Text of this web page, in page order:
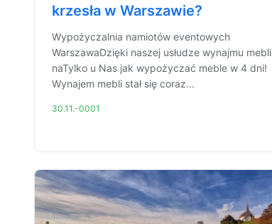
krzesła w Warszawie?
Wypożyczalnia namiotów eventowych
WarszawaDzięki naszej usłudze wynajmu mebli
naTylko u Nas jak wypożyczać meble w 4 dni!
Wynajem mebli stał się coraz...
30.11.-0001